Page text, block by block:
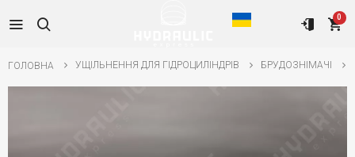
0
ГОЛОВНА УЩІЛЬНЕННЯ ДЛЯ ГІДРОЦИЛІНДРІВ БРУДОЗНІМАЧІ